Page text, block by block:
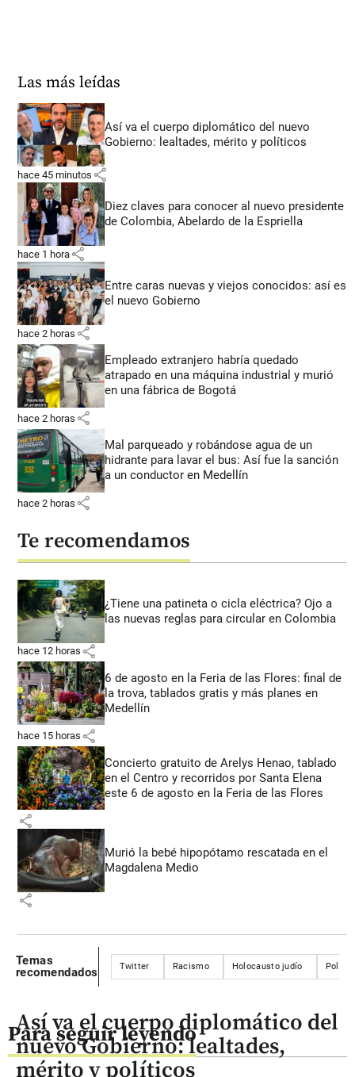
Las más leídas
Así va el cuerpo diplomático del nuevo
Gobierno: lealtades, mérito y políticos
hace 45 minutos share
Diez claves para conocer al nuevo presidente
de Colombia, Abelardo de la Espriella
hace 1 hora share
Entre caras nuevas y viejos conocidos: así es
el nuevo Gobierno
hace 2 horas share
Empleado extranjero habría quedado
atrapado en una máquina industrial y murió
en una fábrica de Bogotá
hace 2 horas share
Mal parqueado y robándose agua de un
hidrante para lavar el bus: Así fue la sanción
a un conductor en Medellín
hace 2 horas share
Te recomendamos
¿Tiene una patineta o cicla eléctrica? Ojo a
las nuevas reglas para circular en Colombia
hace 12 horas share
6 de agosto en la Feria de las Flores: final de
la trova, tablados gratis y más planes en
Medellín
hace 15 horas share
Concierto gratuito de Arelys Henao, tablado
en el Centro y recorridos por Santa Elena
este 6 de agosto en la Feria de las Flores
share
Murió la bebé hipopótamo rescatada en el
Magdalena Medio
share
Temas
recomendados
Twitter Racismo Holocausto judío
Para seguir leyendo
Así va el cuerpo diplomático del
nuevo Gobierno: lealtades,
mérito y políticos